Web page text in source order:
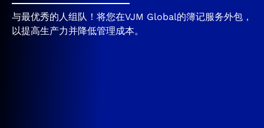
与最优秀的人组队！将您在VJM Global的簿记服务外包，
以提高生产力并降低管理成本。